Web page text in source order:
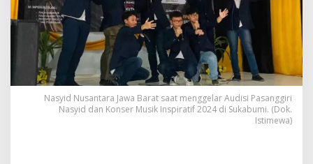
a
r
A
u
d
i
s
i
Nasyid Nusantara Jawa Barat saat menggelar Audisi Pasanggiri
Nasyid dan Konser Musik Inspiratif 2024 di Sukabumi. (Dok.
Istimewa)